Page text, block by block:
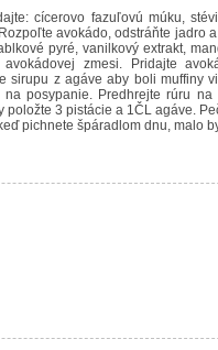
cícerovo fazuľovú múku,
avokádo, odstráňte jadro
pyré, vanilkový extrakt,
zmesi. Pridajte
sirupu z agáve aby boli muffiny
posypanie. Predhrejte rúru
položte 3 pistácie a 1ČL agáve.
pichnete špáradlom dnu, malo